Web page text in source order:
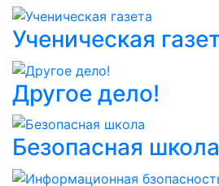
Ученическая
Другое дело!
Безопасная школа